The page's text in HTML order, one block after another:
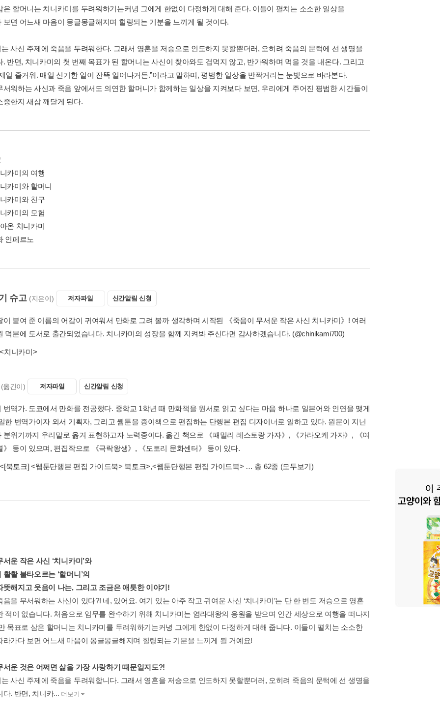
은 할머니는 치니카미를 두려워하기는커녕 그에게 한없이 다정하게 대해 준다. 이들이 펼치는 소소한 일상을
보면 어느새 마음이 몽글몽글해지며 힐링되는 기분을 느끼게 될 것이다.
사신 주제에 죽음을 두려워한다. 그래서 영혼을 저승으로 인도하지 못할뿐더러, 오히려 죽음의 문턱에 선 생명을
. 반면, 치니카미의 첫 번째 목표가 된 할머니는 사신이 찾아와도 겁먹지 않고, 반가워하며 먹을 것을 내온다. 그리고
일 즐거워. 매일 신기한 일이 잔뜩 일어나거든.”이라고 말하며, 평범한 일상을 반짝거리는 눈빛으로 바라본다.
서워하는 사신과 죽음 앞에서도 의연한 할머니가 함께하는 일상을 지켜보다 보면, 우리에게 주어진 평범한 시간들이
중한지 새삼 깨닫게 된다.
카미의 여행
카미와 할머니
카미와 친구
카미의 모험
온 치니카미
인페르노
슈고 (지은이) 저자파일 신간알림 신청
이 붙여 준 이름의 어감이 귀여워서 만화로 그려 볼까 생각하며 시작된 《죽음이 무서운 작은 사신 치니카미》! 여러
덕분에 도서로 출간되었습니다. 치니카미의 성장을 함께 지켜봐 주신다면 감사하겠습니다. (@chinikami700)
<치니카미>
(옮긴이) 저자파일 신간알림 신청
번역가. 도쿄에서 만화를 전공했다. 중학교 1학년 때 만화책을 원서로 읽고 싶다는 마음 하나로 일본어와 인연을 맺게
한 번역가이자 외서 기획자, 그리고 웹툰을 종이책으로 편집하는 단행본 편집 디자이너로 일하고 있다. 원문이 지닌
분위기까지 우리말로 옮겨 표현하고자 노력중이다. 옮긴 책으로 《패밀리 레스토랑 가자》, 《가라오케 가자》, 《여
》 등이 있으며, 편집작으로 《극락왕생》, 《도토리 문화센터》 등이 있다.
<[북토크] <웹툰단행본 편집 가이드북> 북토크>,<웹툰단행본 편집 가이드북> … 총 62종 (모두보기)
서운 작은 사신 ‘치니카미’와
활 불타오르는 ‘할머니’의
뜻해지고 웃음이 나는, 그리고 조금은 애틋한 이야기!
음을 무서워하는 사신이 있다?! 네, 있어요. 여기 있는 아주 작고 귀여운 사신 ‘치니카미’는 단 한 번도 저승으로 영혼
적이 없습니다. 처음으로 임무를 완수하기 위해 치니카미는 염라대왕의 응원을 받으며 인간 세상으로 여행을 떠나지
목표로 삼은 할머니는 치니카미를 두려워하기는커녕 그에게 한없이 다정하게 대해 줍니다. 이들이 펼치는 소소한
라가다 보면 어느새 마음이 몽글몽글해지며 힐링되는 기분을 느끼게 될 거예요!
서운 것은 어쩌면 삶을 가장 사랑하기 때문일지도?!
사신 주제에 죽음을 두려워합니다. 그래서 영혼을 저승으로 인도하지 못할뿐더러, 오히려 죽음의 문턱에 선 생명을
다. 반면, 치니카... 더보기